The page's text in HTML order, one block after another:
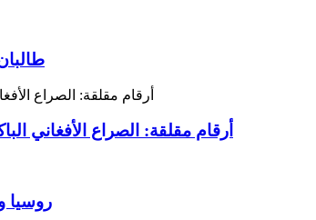
أرقام مقلقة: الصراع الأفغاني الباكستاني يسفر
روسيا